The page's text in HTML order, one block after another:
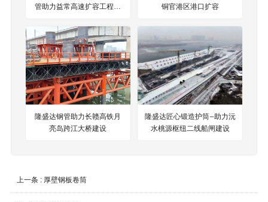
管助力益常高速扩容工程项
铜官港区港口扩容
隆盛达钢管助力长赣高铁月
亮岛跨江大桥建设
隆盛达匠心锻造护筒—助力沅
水桃源枢纽二线船闸建设
上一条 : 厚壁钢板卷筒